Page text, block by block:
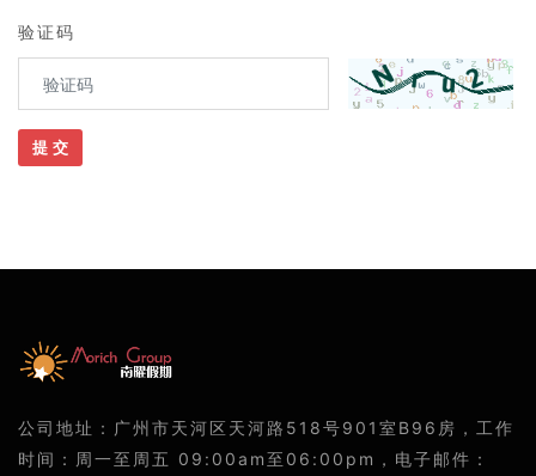
验证码
提 交
公司地址：广州市天河区天河路518号901室B96房，工作
时间：周一至周五 09:00am至06:00pm，电子邮件：